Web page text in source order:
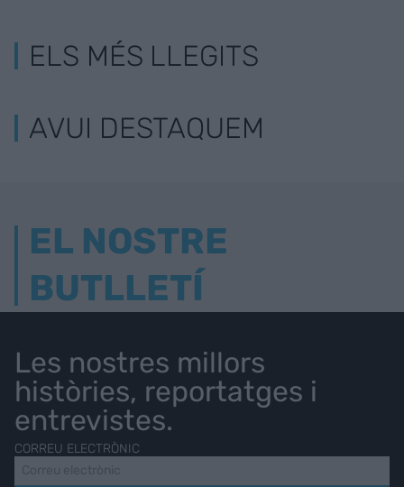
ELS MÉS LLEGITS
AVUI DESTAQUEM
EL NOSTRE
BUTLLETÍ
Les nostres millors
històries, reportatges i
entrevistes.
CORREU ELECTRÒNIC